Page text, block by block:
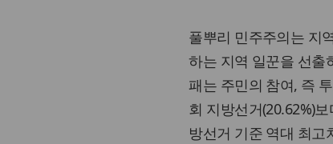
풀뿌리 민주주의는 지
하는 지역 일꾼을 선출
패는 주민의 참여, 즉
회 지방선거(20.62%)
방선거 기준 역대 최고